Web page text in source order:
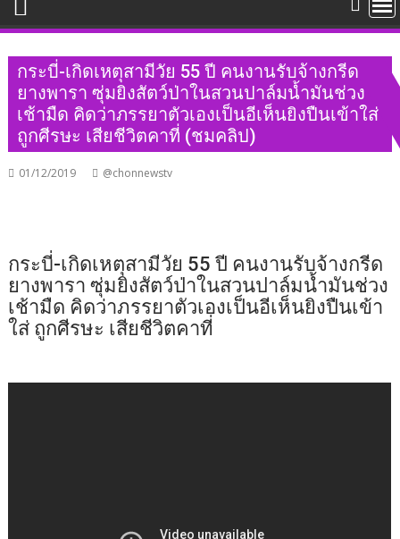
กระบี่-เกิดเหตุสามีวัย 55 ปี คนงานรับจ้างกรีด
ยางพารา ซุ่มยิงสัตว์ป่าในสวนปาล์มน้ำมันช่วง
เช้ามืด คิดว่าภรรยาตัวเองเป็นอีเห็นยิงปืนเข้าใส่
ถูกศีรษะ เสียชีวิตคาที่ (ชมคลิป)
01/12/2019 @chonnewstv
กระบี่-เกิดเหตุสามีวัย 55 ปี คนงานรับจ้างกรีด
ยางพารา ซุ่มยิงสัตว์ป่าในสวนปาล์มน้ำมันช่วง
เช้ามืด คิดว่าภรรยาตัวเองเป็นอีเห็นยิงปืนเข้า
ใส่ ถูกศีรษะ เสียชีวิตคาที่